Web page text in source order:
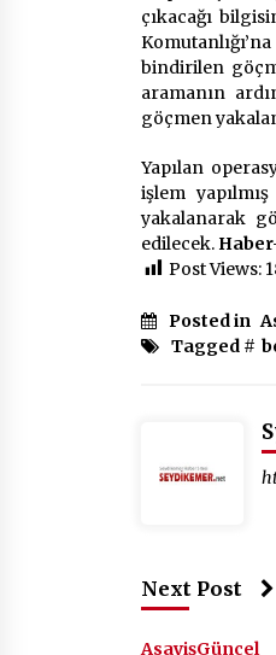
çıkacağı
bindirilen
aramanın
göçmen
Yapılan
işlem
yakalanarak
edilecek.
Post Views:
Posted in
Tagged #
Next Post
AsayişGüncel